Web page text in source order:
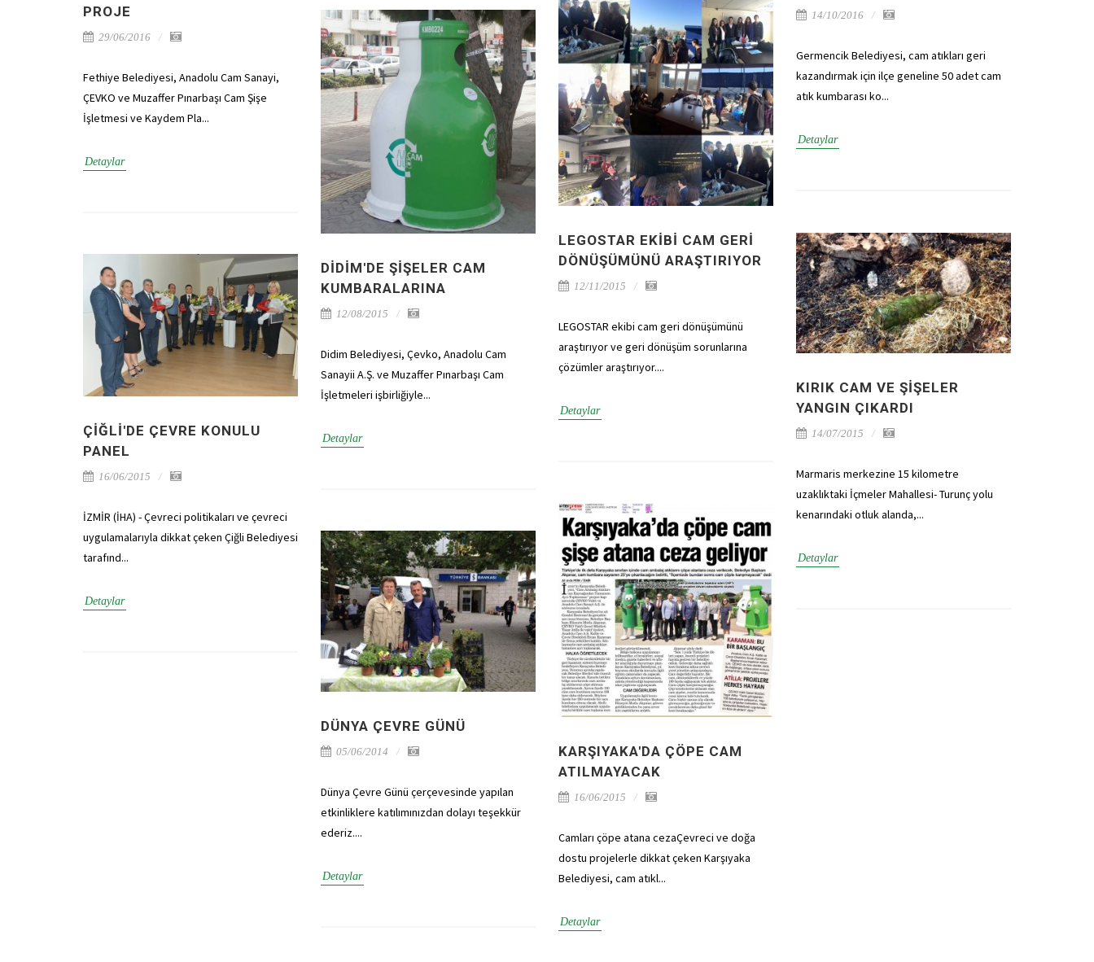
14/10/2016
Germencik Belediyesi, cam atıkları geri
kazandırmak için ilçe geneline 50 adet cam
atık kumbarası ko...
Detaylar
PROJE
29/06/2016
Fethiye Belediyesi, Anadolu Cam Sanayi,
ÇEVKO ve Muzaffer Pınarbaşı Cam Şişe
İşletmesi ve Kaydem Pla...
Detaylar
LEGOSTAR EKIBI CAM GERI
DÖNÜŞÜMÜNÜ ARAŞTIRIYOR
12/11/2015
LEGOSTAR ekibi cam geri dönüşümünü
araştırıyor ve geri dönüşüm sorunlarına
çözümler araştırıyor....
Detaylar
DIDIM'DE ŞIŞELER CAM
KUMBARALARINA
12/08/2015
Didim Belediyesi, Çevko, Anadolu Cam
Sanayii A.Ş. ve Muzaffer Pınarbaşı Cam
İşletmeleri işbirliğiyle...
Detaylar
KIRIK CAM VE ŞIŞELER
YANGIN ÇIKARDI
14/07/2015
Marmaris merkezine 15 kilometre
uzaklıktaki İçmeler Mahallesi- Turunç yolu
kenarındaki otluk alanda,...
Detaylar
ÇIĞLI'DE ÇEVRE KONULU
PANEL
16/06/2015
İZMİR (İHA) - Çevreci politikaları ve çevreci
uygulamalarıyla dikkat çeken Çiğli Belediyesi
tarafınd...
Detaylar
KARŞIYAKA'DA ÇÖPE CAM
ATILMAYACAK
16/06/2015
Camları çöpe atana cezaÇevreci ve doğa
dostu projelerle dikkat çeken Karşıyaka
Belediyesi, cam atıkl...
Detaylar
DÜNYA ÇEVRE GÜNÜ
05/06/2014
Dünya Çevre Günü çerçevesinde yapılan
etkinliklere katılımınızdan dolayı teşekkür
ederiz....
Detaylar